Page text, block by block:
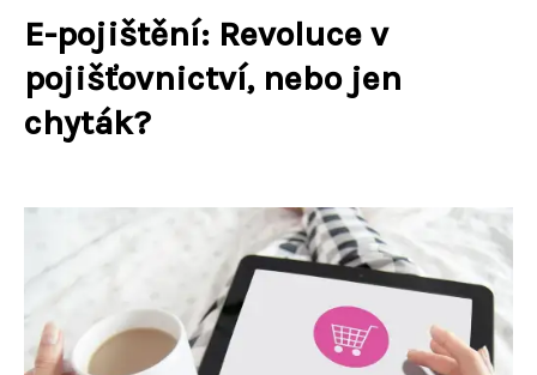
E-pojištění: Revoluce v
pojišťovnictví, nebo jen
chyták?